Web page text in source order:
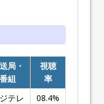
局・
番組
視聴
率
テレ
08.4%